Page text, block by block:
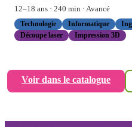
12–18 ans · 240 min · Avancé
Technologie
Informatique
Découpe laser
Impression 3D
Voir dans le catalogue